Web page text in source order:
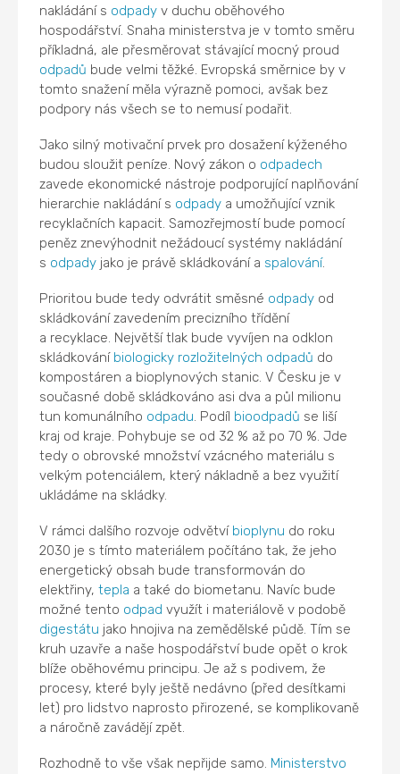
nakládání s odpady v duchu oběhového
hospodářství. Snaha ministerstva je v tomto směru
příkladná, ale přesměrovat stávající mocný proud
odpadů bude velmi těžké. Evropská směrnice by v
tomto snažení měla výrazně pomoci, avšak bez
podpory nás všech se to nemusí podařit.
Jako silný motivační prvek pro dosažení kýženého
budou sloužit peníze. Nový zákon o odpadech
zavede ekonomické nástroje podporující naplňování
hierarchie nakládání s odpady a umožňující vznik
recyklačních kapacit. Samozřejmostí bude pomocí
peněz znevýhodnit nežádoucí systémy nakládání
s odpady jako je právě skládkování a spalování.
Prioritou bude tedy odvrátit směsné odpady od
skládkování zavedením precizního třídění
a recyklace. Největší tlak bude vyvíjen na odklon
skládkování biologicky rozložitelných odpadů do
kompostáren a bioplynových stanic. V Česku je v
současné době skládkováno asi dva a půl milionu
tun komunálního odpadu. Podíl bioodpadů se liší
kraj od kraje. Pohybuje se od 32 % až po 70 %. Jde
tedy o obrovské množství vzácného materiálu s
velkým potenciálem, který nákladně a bez využití
ukládáme na skládky.
V rámci dalšího rozvoje odvětví bioplynu do roku
2030 je s tímto materiálem počítáno tak, že jeho
energetický obsah bude transformován do
elektřiny,tepla a také do biometanu. Navíc bude
možné tento odpad využít i materiálově v podobě
digestátu jako hnojiva na zemědělské půdě. Tím se
kruh uzavře a naše hospodářství bude opět o krok
blíže oběhovému principu. Je až s podivem, že
procesy, které byly ještě nedávno (před desítkami
let) pro lidstvo naprosto přirozené, se komplikovaně
a náročně zavádějí zpět.
Rozhodně to vše však nepřijde samo. Ministerstvo